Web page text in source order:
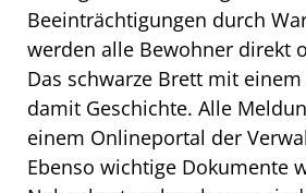
Beeinträchtigungen durch
werden alle Bewohner direkt
Das schwarze Brett mit
damit Geschichte. Alle
einem Onlineportal der
Ebenso wichtige Dokumente